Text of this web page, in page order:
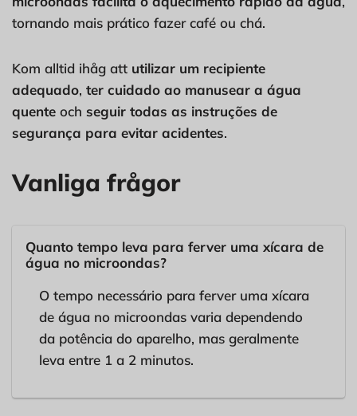
tornando mais prático fazer café ou chá.
Kom alltid ihåg att utilizar um recipiente
adequado, ter cuidado ao manusear a água
quente och seguir todas as instruções de
segurança para evitar acidentes.
Vanliga frågor
Quanto tempo leva para ferver uma xícara de
água no microondas?
O tempo necessário para ferver uma xícara
de água no microondas varia dependendo
da potência do aparelho, mas geralmente
leva entre 1 a 2 minutos.